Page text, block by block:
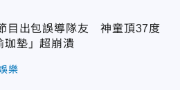
目出包誤導隊友 神童頂37度
珈墊」超崩潰
樂